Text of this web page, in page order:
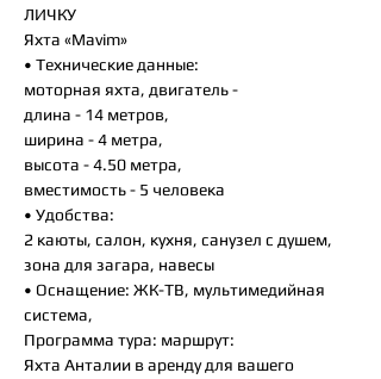
ЛИЧКУ
Яхта «Mavim»
• Технические данные:
моторная яхта, двигатель -
длина - 14 метров,
ширина - 4 метра,
высота - 4.50 метра,
вместимость - 5 человека
• Удобства:
2 каюты, салон, кухня, санузел с душем,
зона для загара, навесы
• Оснащение: ЖК-ТВ, мультимедийная
система,
Программа тура: маршрут:
Яхта Анталии в аренду для вашего